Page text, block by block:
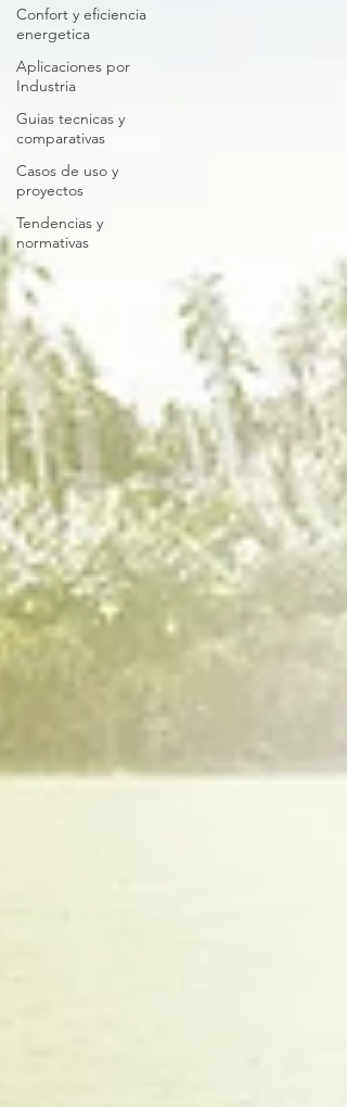
Confort y eficiencia
energetica
Aplicaciones por
Industria
Guias tecnicas y
comparativas
Casos de uso y
proyectos
Tendencias y
normativas